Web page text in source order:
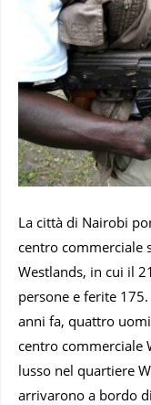
La città di Nairobi
centro commerciale
Westlands, in cui il
persone e ferite
anni fa, quattro
centro commerciale
lusso nel quartiere
arrivarono a bordo